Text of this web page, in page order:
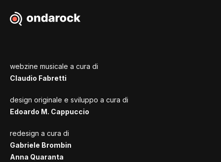
webzine musicale a cura di
Claudio Fabretti
design originale e sviluppo a cura di
Edoardo M. Cappuccio
redesign a cura di
Gabriele Brombin
Anna Quaranta